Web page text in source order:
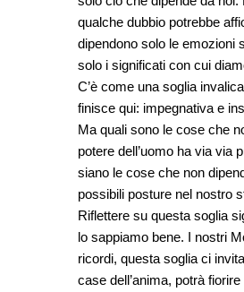
qualche dubbio potrebbe
dipendono solo le emozioni
solo i significati con cui
C’è come una soglia
finisce qui: impegnativa e
Ma quali sono le cose che
potere dell’uomo ha via via
siano le cose che non
possibili posture nel nostro
Riflettere su questa soglia
lo sappiamo bene. I nostri
ricordi, questa soglia ci
case dell’anima, potrà